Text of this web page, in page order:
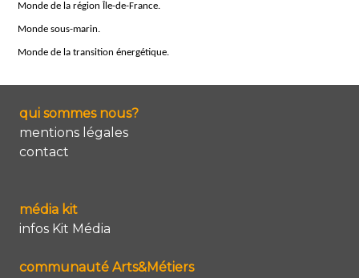
Monde de la région Île-de-France.
Monde sous-marin.
Monde de la transition énergétique.
qui sommes nous?
mentions légales
contact
média kit
infos Kit Média
communauté Arts&Métiers